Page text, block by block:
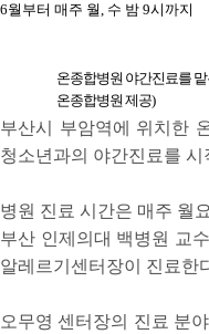
6월부터 매주 월, 수 밤 9시까지
온종합병원 야간진료를
온종합병원 제공)
부산시 부암역에 위치한
청소년과의 야간진료를 시
병원 진료 시간은 매주 월
부산 인제의대 백병원 교
알레르기센터장이 진료한
오무영 센터장의 진료 분